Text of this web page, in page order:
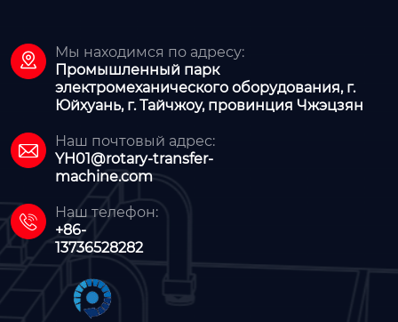

Мы находимся по адресу:
Промышленный парк
электромеханического оборудования, г.
Юйхуань, г. Тайчжоу, провинция Чжэцзян

Наш почтовый адрес:
YH01@rotary-transfer-
machine.com

Наш телефон:
+86-
13736528282